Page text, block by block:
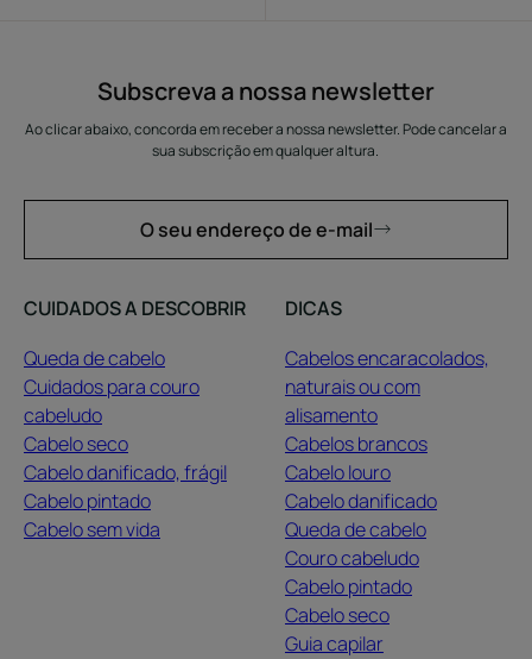
Subscreva a nossa newsletter
Ao clicar abaixo, concorda em receber a nossa newsletter. Pode cancelar a
sua subscrição em qualquer altura.
O seu endereço de e-mail
CUIDADOS A DESCOBRIR
Queda de cabelo
Cuidados para couro
cabeludo
Cabelo seco
Cabelo danificado, frágil
Cabelo pintado
Cabelo sem vida
DICAS
Cabelos encaracolados,
naturais ou com
alisamento
Cabelos brancos
Cabelo louro
Cabelo danificado
Queda de cabelo
Couro cabeludo
Cabelo pintado
Cabelo seco
Guia capilar